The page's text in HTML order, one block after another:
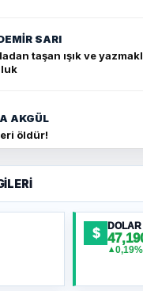
SARI
taşan ışık ve
AKGÜL
öldür!
BÜYÜKKALKAN
Zirvesi: NATO Toplantısı
Haritasının Provası
$ DOLAR
▲0,19%